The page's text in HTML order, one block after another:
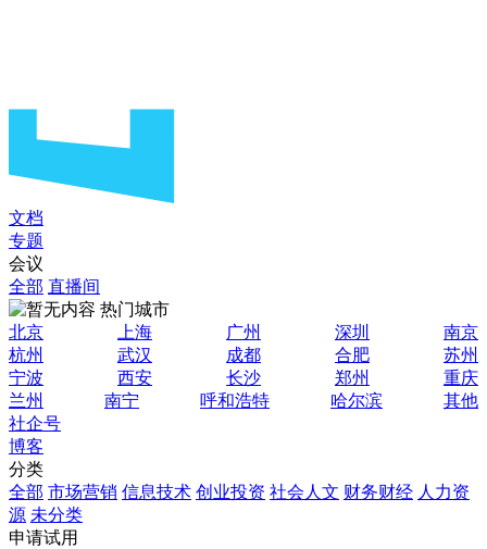
文档
专题
会议
全部 直播间
热门城市
北京
上海 广州 深圳
南京
杭州
武汉 成都 合肥
苏州
宁波
西安 长沙 郑州
重庆
兰州
南宁 呼和浩特 哈尔滨
其他
社企号
博客
分类
全部 市场营销 信息技术 创业投资 社会人文 财务财经 人力资
源 未分类
申请试用